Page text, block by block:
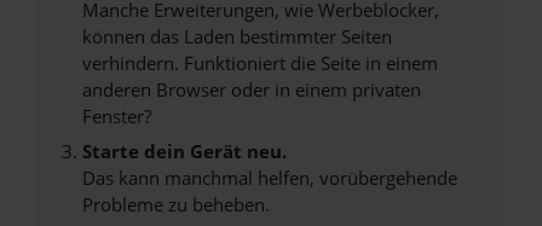
Manche Erweiterungen, wie Werbeblocker,
können das Laden bestimmter Seiten
verhindern. Funktioniert die Seite in einem
anderen Browser oder in einem privaten
Fenster?
Starte dein Gerät neu.
Das kann manchmal helfen, vorübergehende
Probleme zu beheben.